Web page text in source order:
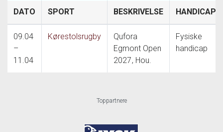
Toppartnere
DATO SPORT BESKRIVELSE HANDICAP
09.04
–
11.04
Kørestolsrugby
Qufora
Egmont Open
2027, Hou.
Fysiske
handicap